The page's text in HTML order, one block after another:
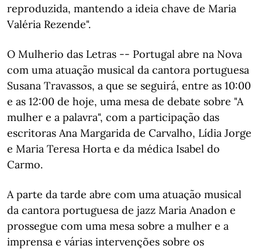
reproduzida, mantendo a ideia chave de Maria
Valéria Rezende".
O Mulherio das Letras -- Portugal abre na Nova
com uma atuação musical da cantora portuguesa
Susana Travassos, a que se seguirá, entre as 10:00
e as 12:00 de hoje, uma mesa de debate sobre "A
mulher e a palavra", com a participação das
escritoras Ana Margarida de Carvalho, Lídia Jorge
e Maria Teresa Horta e da médica Isabel do
Carmo.
A parte da tarde abre com uma atuação musical
da cantora portuguesa de jazz Maria Anadon e
prossegue com uma mesa sobre a mulher e a
imprensa e várias intervenções sobre os